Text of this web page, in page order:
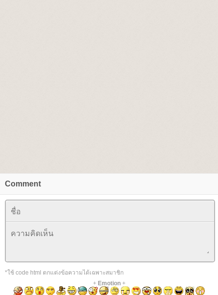
Comment
*ใช้ code html ตกแต่งข้อความได้เฉพาะสมาชิก
+ Emotion+